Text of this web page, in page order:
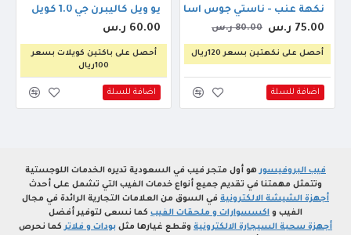
نكهة عنب - ناستي جوس اساب جريب 60مل
75.00 ر.س 80.00 ر.س
أحصل على نكهتين بسعر 120ريال
اضافة للسلة
يو ويل كاليبرن جي 1.0 كويل
60.00 ر.س
أحصل على باكتين كويلات بسعر
100ريال
اضافة للسلة
فيب البروفيسورهو أول متجر فيب في السعودية تديره الخدمات اللوجستية
وتتمثل مهمتنا في تقديم جميع أنواع خدمات الفيب التي تشمل على أحدث
أجهزة الشيشة الالكترونية في السوق من العلامات التجارية الرائدة في مجال
الفيب و اكسسوارات و ملحقات الفيب كما نسعى لتوفير أفضل
أجهزة سحبة السيجارة الالكترونية وقطع غيارها مثل بودات و فلاتركما نحرص